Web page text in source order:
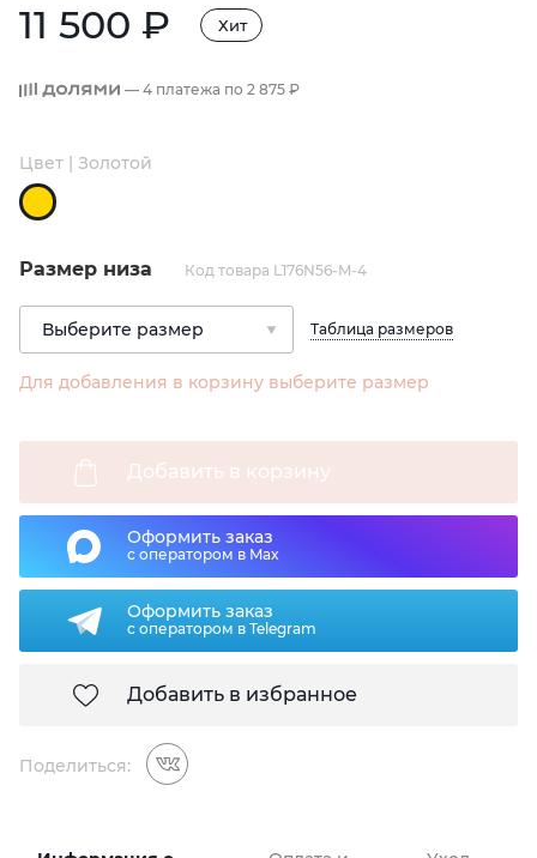
11 500 ₽ Хит
— 4 платежа по 2 875 ₽
Цвет | Золотой
Размер низа Код товара L176N56-M-4
Таблица размеров
Для добавления в корзину выберите размер
Добавить в корзину
Оформить заказ
с оператором в Max
Оформить заказ
с оператором в Telegram
Добавить в избранное
Поделиться: